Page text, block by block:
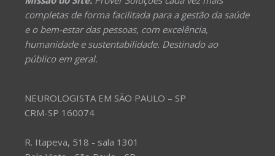
completas de forma facilitada para a gestão da saúde
e o bem-estar das pessoas, com excelência,
humanidade e sustentabilidade. Destinado ao
público em geral.
NEUROLOGISTA EM SÃO PAULO – SP
CRM-SP 160074
R. Itapeva, 518 - sala 1301